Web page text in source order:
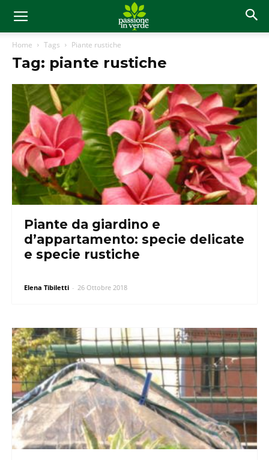
Home Tags Piante rustiche
Tag: piante rustiche
Piante da giardino e
d’appartamento: specie delicate
e specie rustiche
Elena Tibiletti - 26 Ottobre 2018